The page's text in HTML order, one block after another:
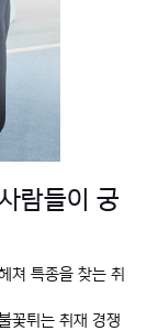
람들이 궁
쳐 특종을 찾는 취
꽃튀는 취재 경쟁